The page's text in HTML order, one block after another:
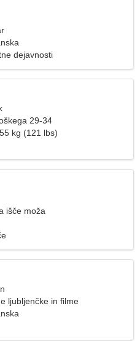
dejavnosti
29-34
kg (121 lbs)
išče moža
ljubljenčke in filme